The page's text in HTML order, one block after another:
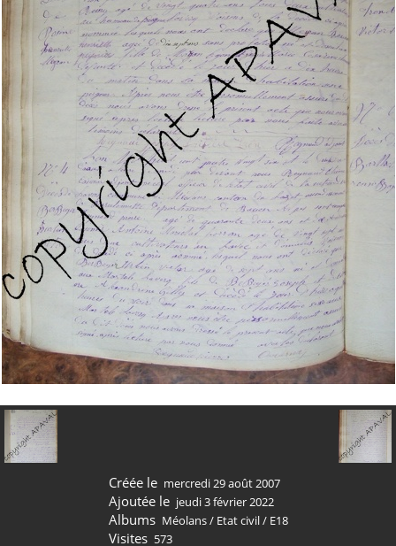
Créée le mercredi 29 août 2007
Ajoutée le jeudi 3 février 2022
Albums Méolans/ Etat civil/ E18
Visites 573